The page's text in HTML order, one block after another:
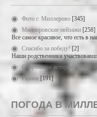
Фото г. Миллерово [345]
Миллеровские пейзажи [258]
Все самое красивое, что есть в
Спасибо за победу! [2]
Наши родственники
Спортивная история г.
Разное [191]
ПОГОДА В